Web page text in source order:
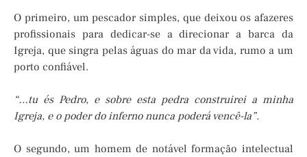
O primeiro, um pescador simples, que deixou os afazeres
profissionais para dedicar-se a direcionar a barca da
Igreja, que singra pelas águas do mar da vida, rumo a um
porto confiável.
“…tu és Pedro, e sobre esta pedra construirei a minha
Igreja, e o poder do inferno nunca poderá vencê-la”.
O segundo, um homem de notável formação intelectual